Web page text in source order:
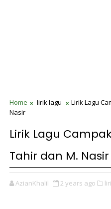
Home lirik lagu
Lirik Lagu
Nasir
Lirik Lagu
Tahir dan M. Nasir
AzianKhalil 2 years ago